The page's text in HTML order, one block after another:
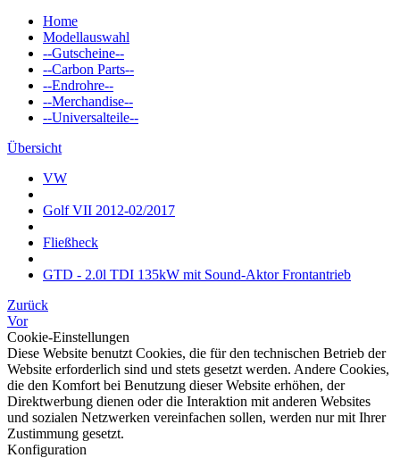
Home
Modellauswahl
--Gutscheine--
--Carbon Parts--
--Endrohre--
--Merchandise--
--Universalteile--
Übersicht
VW
Golf VII 2012-02/2017
Fließheck
GTD - 2.0l TDI 135kW mit Sound-Aktor Frontantrieb
Zurück
Vor
Cookie-Einstellungen
Diese Website benutzt Cookies, die für den technischen Betrieb der
Website erforderlich sind und stets gesetzt werden. Andere Cookies,
die den Komfort bei Benutzung dieser Website erhöhen, der
Direktwerbung dienen oder die Interaktion mit anderen Websites
und sozialen Netzwerken vereinfachen sollen, werden nur mit Ihrer
Zustimmung gesetzt.
Konfiguration